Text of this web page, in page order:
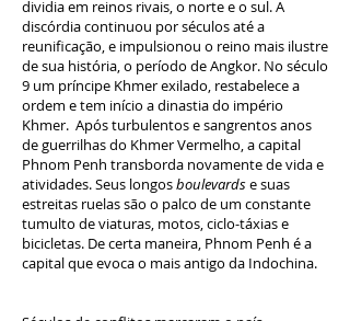
dividia em reinos rivais, o norte e o sul. A
discórdia continuou por séculos até a
reunificação, e impulsionou o reino mais ilustre
de sua história, o período de Angkor. No século
9 um príncipe Khmer exilado, restabelece a
ordem e tem início a dinastia do império
Khmer. Após turbulentos e sangrentos anos
de guerrilhas do Khmer Vermelho, a capital
Phnom Penh transborda novamente de vida e
atividades. Seus longosboulevardse suas
estreitas ruelas são o palco de um constante
tumulto de viaturas, motos, ciclo-táxias e
bicicletas. De certa maneira, Phnom Penh é a
capital que evoca o mais antigo da Indochina.